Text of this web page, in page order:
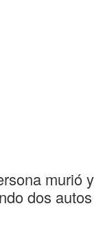
murió y
dos autos